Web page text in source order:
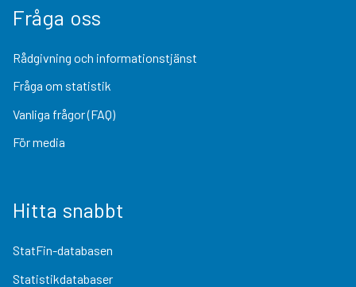
Fråga oss
Rådgivning och informationstjänst
Fråga om statistik
Vanliga frågor (FAQ)
För media
Hitta snabbt
StatFin-databasen
Statistikdatabaser